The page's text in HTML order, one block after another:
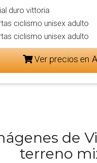
duro vittoria
ciclismo unisex adulto
ciclismo unisex adulto
Ver precios en
de
terreno